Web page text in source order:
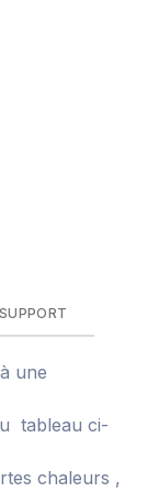
une
tableau ci-
chaleurs ,